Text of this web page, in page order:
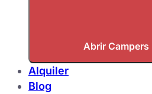
Abrir Campers
Alquiler
Blog